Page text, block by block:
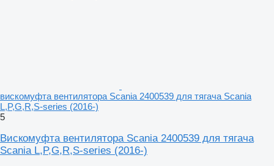
вискомуфта вентилятора Scania 2400539 для тягача Scania
L,P,G,R,S-series (2016-)
5
Вискомуфта вентилятора Scania 2400539 для тягача
Scania L,P,G,R,S-series (2016-)